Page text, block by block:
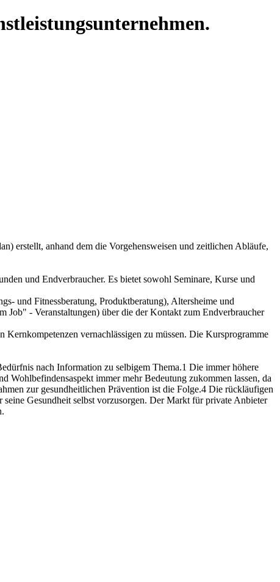
erstellt, anhand dem die Vorgehensweisen und zeitlichen Abläufe,
und Endverbraucher. Es bietet sowohl Seminare, Kurse und
und Fitnessberatung, Produktberatung), Altersheime und
- Veranstaltungen) über die der Kontakt zum Endverbraucher
vernachlässigen zu müssen. Die Kursprogramme
nach Information zu selbigem Thema.1 Die immer höhere
Wohlbefindensaspekt immer mehr Bedeutung zukommen lassen, da
zur gesundheitlichen Prävention ist die Folge.4 Die rückläufigen
Gesundheit selbst vorzusorgen. Der Markt für private Anbieter